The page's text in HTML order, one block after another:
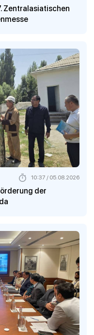
Zentralasiatischen
der
10:37 / 05.08.2026